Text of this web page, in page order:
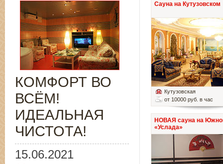
Сауна на Кутузовском
Кутузовская
от 10000 руб. в час
НОВАЯ сауна на
«Услада»
КОМФОРТ ВО
ВСЁМ!
ИДЕАЛЬНАЯ
ЧИСТОТА!
15.06.2021